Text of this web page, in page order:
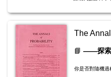
The
📘 ——探索
你是否對隨機過